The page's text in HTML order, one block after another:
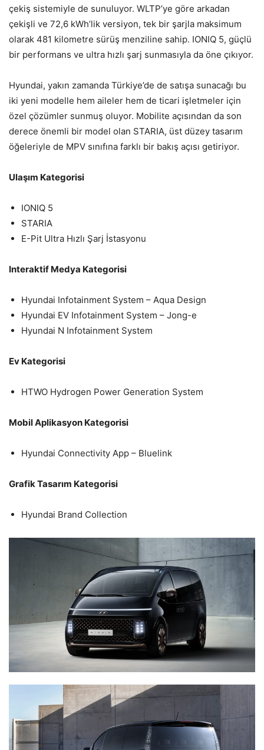
çekiş sistemiyle de sunuluyor. WLTP’ye göre arkadan
çekişli ve 72,6 kWh’lik versiyon, tek bir şarjla maksimum
olarak 481 kilometre sürüş menziline sahip. IONIQ 5, güçlü
bir performans ve ultra hızlı şarj sunmasıyla da öne çıkıyor.
Hyundai, yakın zamanda Türkiye’de de satışa sunacağı bu
iki yeni modelle hem aileler hem de ticari işletmeler için
özel çözümler sunmuş oluyor. Mobilite açısından da son
derece önemli bir model olan STARIA, üst düzey tasarım
öğeleriyle de MPV sınıfına farklı bir bakış açısı getiriyor.
Ulaşım Kategorisi
IONIQ 5
STARIA
E-Pit Ultra Hızlı Şarj İstasyonu
Interaktif Medya Kategorisi
Hyundai Infotainment System – Aqua Design
Hyundai EV Infotainment System – Jong-e
Hyundai N Infotainment System
Ev Kategorisi
HTWO Hydrogen Power Generation System
Mobil Aplikasyon Kategorisi
Hyundai Connectivity App – Bluelink
Grafik Tasarım Kategorisi
Hyundai Brand Collection